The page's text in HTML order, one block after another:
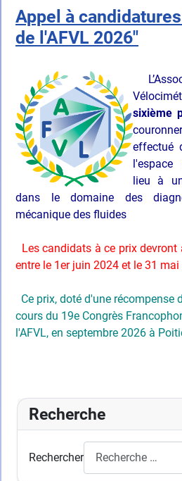
Appel à
de l'AFVL 2026"
sixième
effectué
lieu à
dans le domaine des
mécanique des fluides
Les candidats à ce prix devront
entre le 1er juin 2024 et le 31 mai
Ce prix, doté d'une récompense
cours du 19e Congrès
l'AFVL, en septembre 2026 à
Recherche
Rechercher